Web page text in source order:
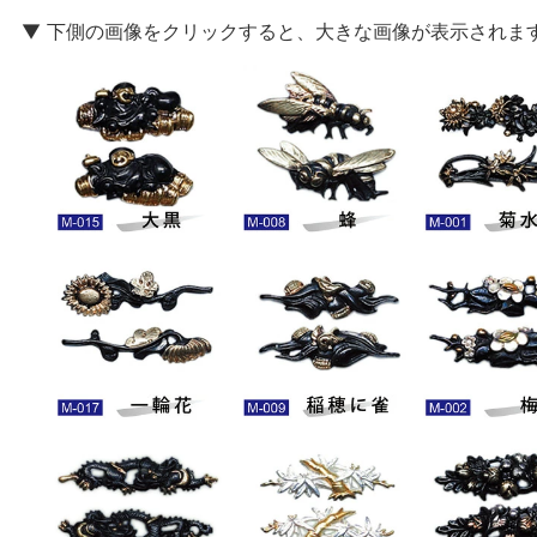
▼ 下側の画像をクリックすると、大きな画像が表示されま